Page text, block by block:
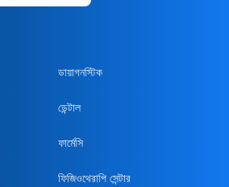
ডায়াগনস্টিক
ডেন্টাল
ফার্মেসি
ফিজিওথেরাপি সেন্টার